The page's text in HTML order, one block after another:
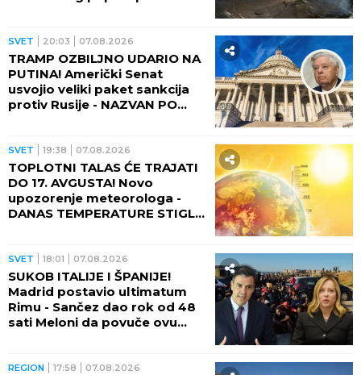
SVET 20:03 07.08.2026
TRAMP OZBILJNO UDARIO NA
PUTINA! Američki Senat
usvojio veliki paket sankcija
protiv Rusije - NAZVAN PO
SVET 19:38 07.08.2026
TOPLOTNI TALAS ĆE TRAJATI
DO 17. AVGUSTA! Novo
upozorenje meteorologa -
DANAS TEMPERATURE STIGLE
SVET 18:01 07.08.2026
SUKOB ITALIJE I ŠPANIJE!
Madrid postavio ultimatum
Rimu - Sančez dao rok od 48
sati Meloni da povuče ovu
REGION 17:58 07.08.2026